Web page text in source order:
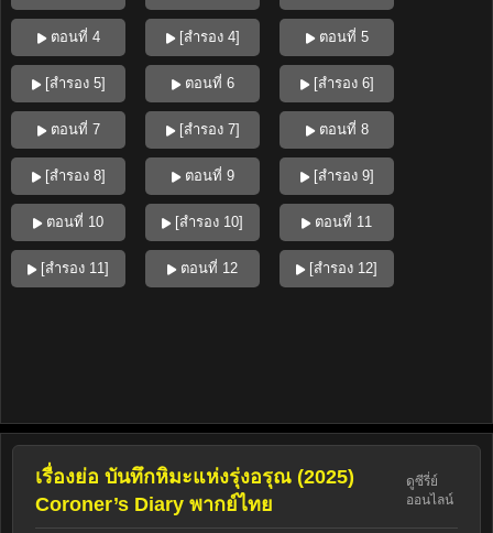
ตอนที่ 4 [สำรอง 4] ตอนที่ 5
[สำรอง 5] ตอนที่ 6 [สำรอง 6]
ตอนที่ 7 [สำรอง 7] ตอนที่ 8
[สำรอง 8] ตอนที่ 9 [สำรอง 9]
ตอนที่ 10 [สำรอง 10] ตอนที่ 11
[สำรอง 11] ตอนที่ 12 [สำรอง 12]
เรื่องย่อ บันทึกหิมะแห่งรุ่งอรุณ (2025)
Coroner’s Diary พากย์ไทย
ดูซีรี่ย์
ออนไลน์